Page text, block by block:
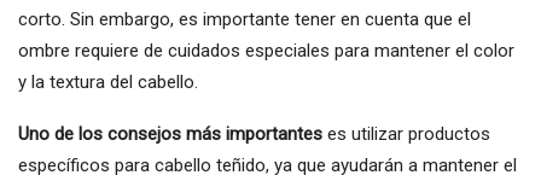
corto. Sin embargo, es importante tener en cuenta que el
ombre requiere de cuidados especiales para mantener el color
y la textura del cabello.
Uno de los consejos más importantes es utilizar productos
específicos para cabello teñido, ya que ayudarán a mantener el